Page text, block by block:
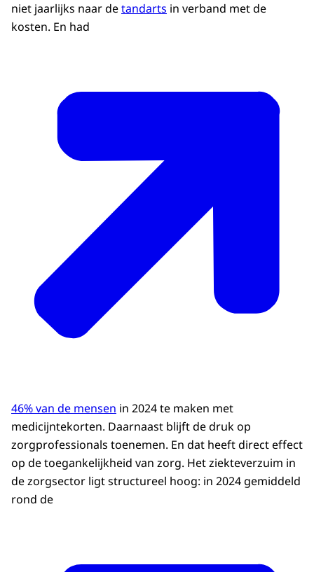
niet jaarlijks naar detandarts in verband met de
kosten. En had
46% van de mensen in 2024 te maken met
medicijntekorten. Daarnaast blijft de druk op
zorgprofessionals toenemen. En dat heeft direct effect
op de toegankelijkheid van zorg. Het ziekteverzuim in
de zorgsector ligt structureel hoog: in 2024 gemiddeld
rond de